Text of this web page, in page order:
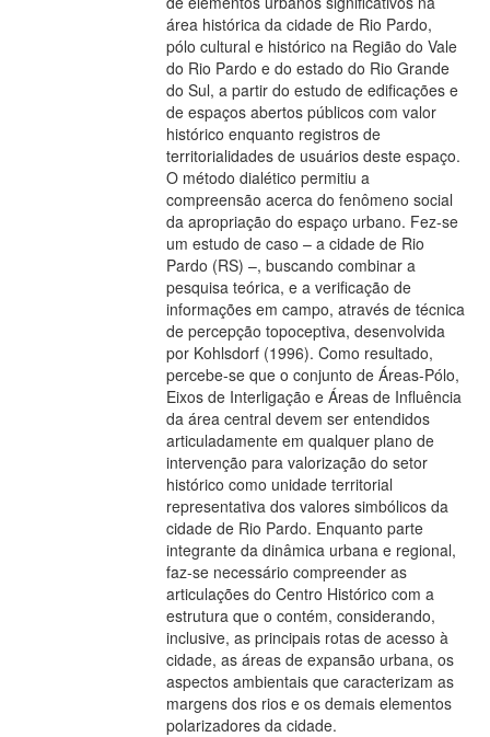
área histórica da cidade de Rio Pardo,
pólo cultural e histórico na Região do Vale
do Rio Pardo e do estado do Rio Grande
do Sul, a partir do estudo de edificações e
de espaços abertos públicos com valor
histórico enquanto registros de
territorialidades de usuários deste espaço.
O método dialético permitiu a
compreensão acerca do fenômeno social
da apropriação do espaço urbano. Fez-se
um estudo de caso – a cidade de Rio
Pardo (RS) –, buscando combinar a
pesquisa teórica, e a verificação de
informações em campo, através de técnica
de percepção topoceptiva, desenvolvida
por Kohlsdorf (1996). Como resultado,
percebe-se que o conjunto de Áreas-Pólo,
Eixos de Interligação e Áreas de Influência
da área central devem ser entendidos
articuladamente em qualquer plano de
intervenção para valorização do setor
histórico como unidade territorial
representativa dos valores simbólicos da
cidade de Rio Pardo. Enquanto parte
integrante da dinâmica urbana e regional,
faz-se necessário compreender as
articulações do Centro Histórico com a
estrutura que o contém, considerando,
inclusive, as principais rotas de acesso à
cidade, as áreas de expansão urbana, os
aspectos ambientais que caracterizam as
margens dos rios e os demais elementos
polarizadores da cidade.